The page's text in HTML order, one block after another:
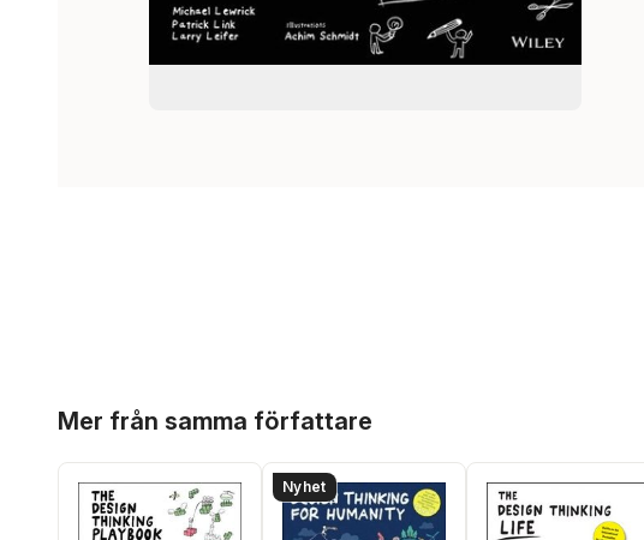
Mer från samma författare
Nyhet